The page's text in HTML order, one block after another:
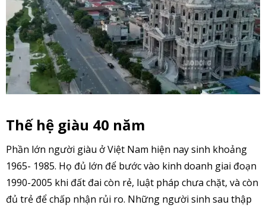
Thế hệ giàu 40 năm
Phần lớn người giàu ở Việt Nam hiện nay sinh khoảng
1965- 1985. Họ đủ lớn để bước vào kinh doanh giai đoạn
1990-2005 khi đất đai còn rẻ, luật pháp chưa chặt, và còn
đủ trẻ để chấp nhận rủi ro. Những người sinh sau thập